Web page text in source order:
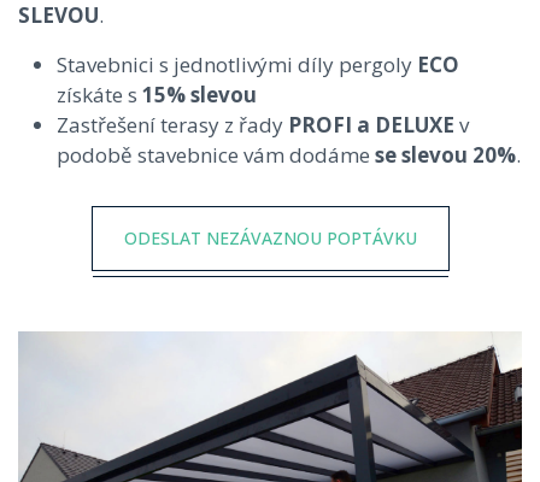
SLEVOU.
Stavebnici s jednotlivými díly pergoly ECO
získáte s 15% slevou
Zastřešení terasy z řady PROFI a DELUXE v
podobě stavebnice vám dodáme se slevou 20%.
ODESLAT NEZÁVAZNOU POPTÁVKU